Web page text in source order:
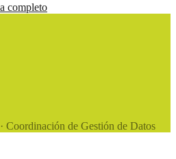
completo
Coordinación de Gestión de Datos